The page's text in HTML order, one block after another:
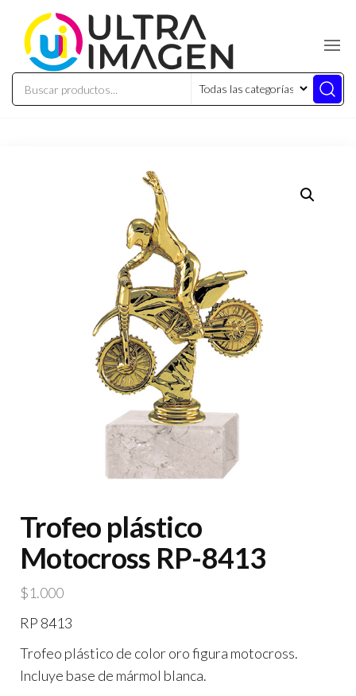
Trofeo plástico
Motocross RP-8413
$1.000
RP 8413
Trofeo plástico de color oro figura motocross.
Incluye base de mármol blanca.